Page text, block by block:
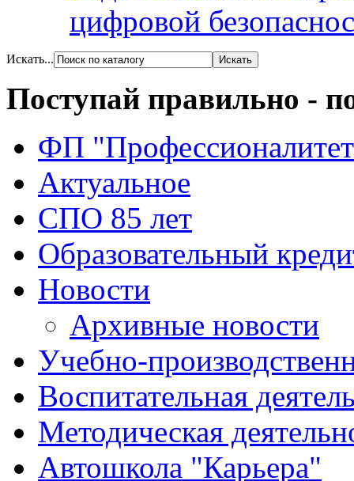
цифровой
Искать...
Поступай правильно -
ФП
Актуальное
СПО 85 лет
Образовательный
Новости
Архивные новости
Учебно-
Воспитательная
Методическая
Автошкола "Карьера"